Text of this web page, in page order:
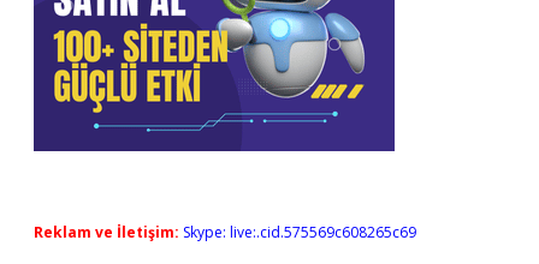
Reklam ve İletişim: Skype: live:.cid.575569c608265c69